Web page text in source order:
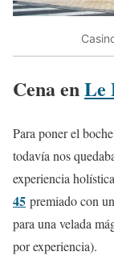
Cena enLe
Para poner el
todavía nos
experiencia
45 premiado con
para una velada
por experiencia).